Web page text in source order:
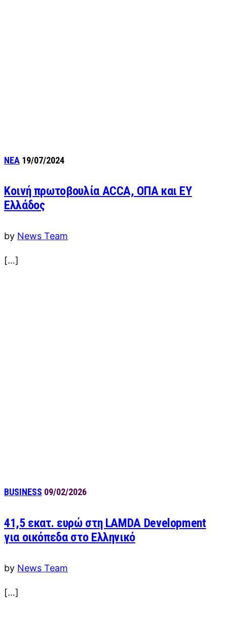
ΝΕΑ 19/07/2024
Κοινή πρωτοβουλία ACCA, ΟΠΑ και ΕY
Ελλάδος
by News Team
[…]
BUSINESS 09/02/2026
41,5 εκατ. ευρώ στη LAMDA Development
για οικόπεδα στο Ελληνικό
by News Team
[…]